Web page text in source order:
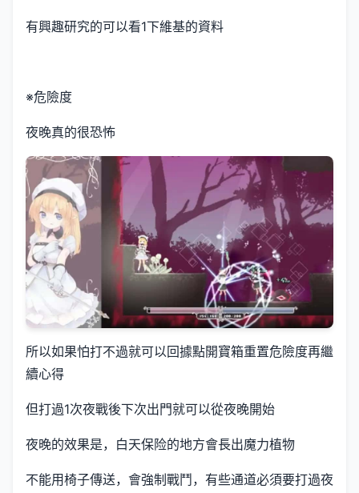
有興趣研究的可以看1下維基的資料
※危險度
夜晚真的很恐怖
所以如果怕打不過就可以回據點開寶箱重置危險度再繼
續心得
但打過1次夜戰後下次出門就可以從夜晚開始
夜晚的效果是，白天保险的地方會長出魔力植物
不能用椅子傳送，會強制戰鬥，有些通道必須要打過夜